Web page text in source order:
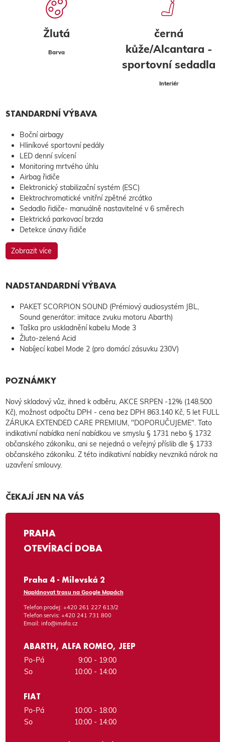
Žlutá
Barva
černá
kůže/Alcantara -
sportovní sedadla
Interiér
STANDARDNÍ VÝBAVA
Boční airbagy
Hliníkové sportovní pedály
LED denní svícení
Monitoring mrtvého úhlu
Airbag řidiče
Elektronický stabilizační systém (ESC)
Elektrochromatické vnitřní zpětné zrcátko
Sedadlo řidiče- manuálně nastavitelné v 6 směrech
Elektrická parkovací brzda
Detekce únavy řidiče
Zobrazit více
NADSTANDARDNÍ VÝBAVA
PAKET SCORPION SOUND (Prémiový audiosystém JBL,
Sound generátor: imitace zvuku motoru Abarth)
Taška pro uskladnění kabelu Mode 3
Žluto-zelená Acid
Nabíjecí kabel Mode 2 (pro domácí zásuvku 230V)
POZNÁMKY
Nový skladový vůz, ihned k odběru, AKCE SRPEN -12% (148.500
Kč), možnost odpočtu DPH - cena bez DPH 863.140 Kč, 5 let FULL
ZÁRUKA EXTENDED CARE PREMIUM, "DOPORUČUJEME". Tato
indikativní nabídka není nabídkou ve smyslu § 1731 nebo § 1732
občanského zákoníku, ani se nejedná o veřejný příslib dle § 1733
občanského zákoníku. Z této indikativní nabídky nevzniká nárok na
uzavření smlouvy.
ČEKAJÍ JEN NA VÁS
PRAHA
OTEVÍRACÍ DOBA
Praha 4 - Milevská 2
Naplánovat trasu na Google Mapách
Telefon prodej: +420 261 227 613/2
Telefon servis: +420 241 731 800
Email: info@imofa.cz
ABARTH, ALFA ROMEO, JEEP
Po-Pá
9:00 - 19:00
So
10:00 - 14:00
FIAT
Po-Pá
10:00 - 18:00
So
10:00 - 14:00